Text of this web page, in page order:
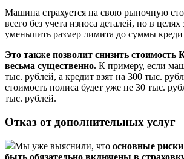
Машина страхуется на свою рыночную
всего без учета износа деталей, но в
уменьшить размер лимита до суммы
Это также позволит снизить
весьма существенно. К примеру, если
тыс. рублей, а кредит взят на 300 тыс.
стоимость полиса будет уже не 30 тыс.
тыс. рублей.
Отказ от дополнительных услуг
Мы уже выяснили, что основные